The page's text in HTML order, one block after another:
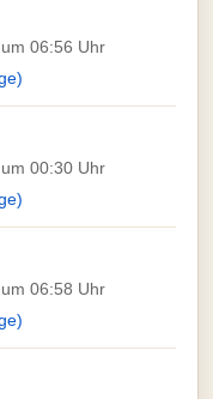
06:56 Uhr
00:30 Uhr
06:58 Uhr